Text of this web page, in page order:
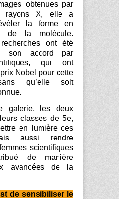
obtenues par
rayons X, elle a
la forme en
de la molécule.
ont été
son accord par
qui ont
Nobel pour cette
qu’elle soit
galerie, les deux
classes de 5e,
en lumière ces
aussi rendre
scientifiques
de manière
avancées de la
de sensibiliser le